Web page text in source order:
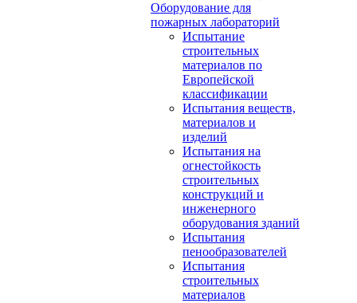
Оборудование для
пожарных лабораторий
Испытание
строительных
материалов по
Европейской
классификации
Испытания веществ,
материалов и
изделий
Испытания на
огнестойкость
строительных
конструкций и
инженерного
оборудования зданий
Испытания
пенообразователей
Испытания
строительных
материалов